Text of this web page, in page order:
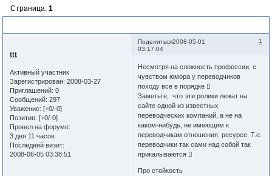
Страница: 1
Поделиться 1
2008-05-01
03:17:04
ttt
Активный участник
Зарегистрирован: 2008-03-27
Приглашений: 0
Сообщений: 297
Уважение: [+0/-0]
Позитив: [+0/-0]
Провел на форуме:
3 дня 11 часов
Последний визит:
2008-06-05 03:38:51
Несмотря на сложность профессии, с
чувством юмора у переводчиков
походу все в порядке 
Заметьте, что эти ролики лежат на
сайте одной из известных
переводческих компаний, а не на
каком-нибудь, не имеющим к
переводчикам отношения, ресурсе. Т.е.
переводчики так сами над собой так
прикалываются 
Про стойкость